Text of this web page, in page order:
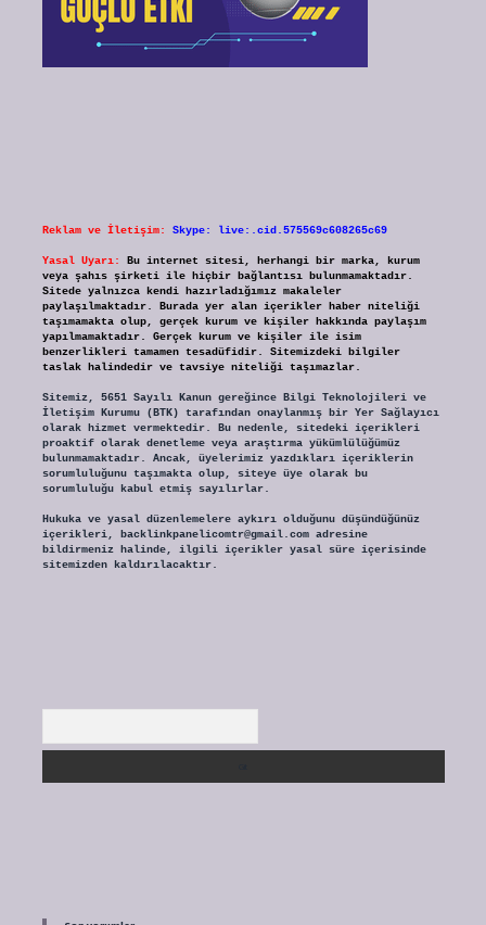
Reklam ve İletişim: Skype: live:.cid.575569c608265c69
Yasal Uyarı:
Bu internet sitesi, herhangi bir marka, kurum
veya şahıs şirketi ile hiçbir bağlantısı bulunmamaktadır.
Sitede yalnızca kendi hazırladığımız makaleler
paylaşılmaktadır. Burada yer alan içerikler haber niteliği
taşımamakta olup, gerçek kurum ve kişiler hakkında paylaşım
yapılmamaktadır. Gerçek kurum ve kişiler ile isim
benzerlikleri tamamen tesadüfidir. Sitemizdeki bilgiler
taslak halindedir ve tavsiye niteliği taşımazlar.
Sitemiz, 5651 Sayılı Kanun gereğince Bilgi Teknolojileri ve
İletişim Kurumu (BTK) tarafından onaylanmış bir Yer Sağlayıcı
olarak hizmet vermektedir. Bu nedenle, sitedeki içerikleri
proaktif olarak denetleme veya araştırma yükümlülüğümüz
bulunmamaktadır. Ancak, üyelerimiz yazdıkları içeriklerin
sorumluluğunu taşımakta olup, siteye üye olarak bu
sorumluluğu kabul etmiş sayılırlar.
Hukuka ve yasal düzenlemelere aykırı olduğunu düşündüğünüz
içerikleri, backlinkpanelicomtr@gmail.comadresine
bildirmeniz halinde, ilgili içerikler yasal süre içerisinde
sitemizden kaldırılacaktır.